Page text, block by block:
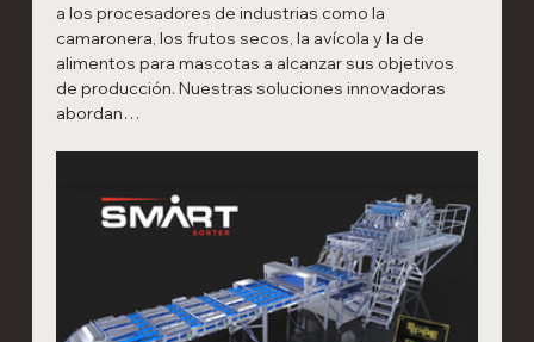
a los procesadores de industrias como la
camaronera, los frutos secos, la avícola y la de
alimentos para mascotas a alcanzar sus objetivos
de producción. Nuestras soluciones innovadoras
abordan…